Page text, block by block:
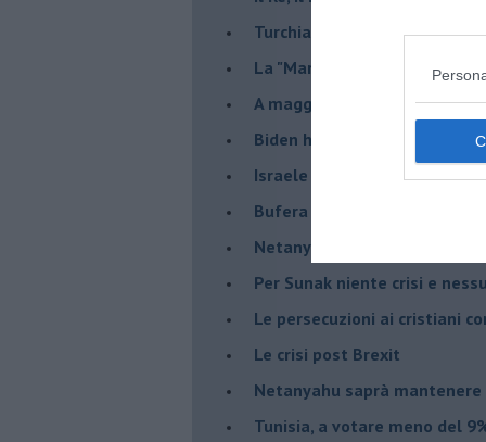
Turchia al voto, Erdogan in
La "Marcia dei vivi" per non
A maggio le urne
Biden ha fatto infuriare la
Israele rischia una guerra
Bufera sull'immigrazione
Netanyahu a Roma, un
Per Sunak niente crisi e
Le persecuzioni ai cristiani
Le crisi post Brexit
Netanyahu saprà mantenere
Tunisia, a votare meno del